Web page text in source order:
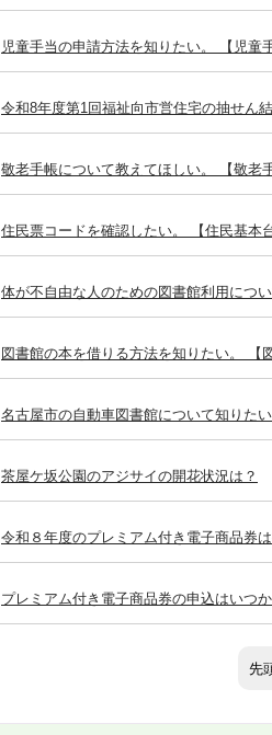
児童手当の申請方法を知りたい。 【児童手
令和8年度第1回福祉向市営住宅の抽せん
敬老手帳について教えてほしい。 【敬老
住民票コードを確認したい。 【住民基本
体が不自由な人のための図書館利用につ
図書館の本を借りる方法を知りたい。 【
名古屋市の自動車図書館について知りたい
茶屋ケ坂公園のアジサイの開花状況は？
令和８年度のプレミアム付き電子商品券は
プレミアム付き電子商品券の申込はいつか
先